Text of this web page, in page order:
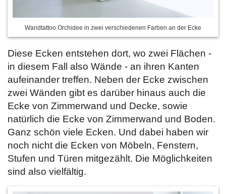
Wandtattoo Orchidee in zwei verschiedenen Farben an der Ecke
Diese Ecken entstehen dort, wo zwei Flächen -
in diesem Fall also Wände - an ihren Kanten
aufeinander treffen. Neben der Ecke zwischen
zwei Wänden gibt es darüber hinaus auch die
Ecke von Zimmerwand und Decke, sowie
natürlich die Ecke von Zimmerwand und Boden.
Ganz schön viele Ecken. Und dabei haben wir
noch nicht die Ecken von Möbeln, Fenstern,
Stufen und Türen mitgezählt. Die Möglichkeiten
sind also vielfältig.